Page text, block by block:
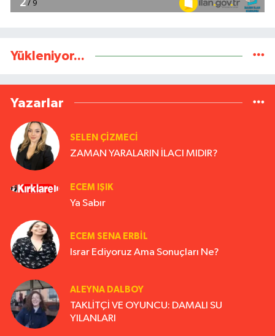
Yükleniyor...
Yazarlar
SELEN ÇİZMECİ
ZAMAN YARALARIN İLACI MIDIR?
ECEM IŞIK
Ya Sabır
ECEM SENA ERBIL
Israr Ediyoruz Ama Sonuçları Ne?
ALEYNA DALBOY
TAKLİTÇİ VE OYUNCU: DAMALI SU
YILANLARI